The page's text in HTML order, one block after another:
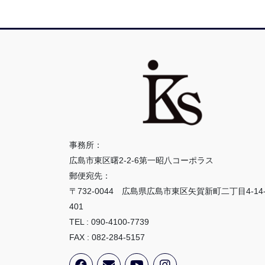
事務所：
広島市東区曙2-2-6第一昭八コーポラス
郵便宛先：
〒732-0044 広島県広島市東区矢賀新町二丁目4-
401
TEL : 090-4100-7739
FAX : 082-284-5157